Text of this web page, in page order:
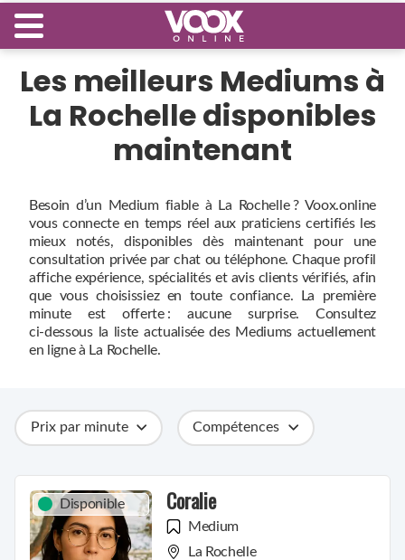
Les meilleurs Mediums à
La Rochelle disponibles
maintenant
Besoin d’un Medium fiable à La Rochelle ? Voox.online
vous connecte en temps réel aux praticiens certifiés les
mieux notés, disponibles dès maintenant pour une
consultation privée par chat ou téléphone. Chaque profil
affiche expérience, spécialités et avis clients vérifiés, afin
que vous choisissiez en toute confiance. La première
minute est offerte : aucune surprise. Consultez
ci‑dessous la liste actualisée des Mediums actuellement
en ligne à La Rochelle.
Prix par minute
Catégories
Métiers
Compétences
Disponible Coralie
Medium
La Rochelle